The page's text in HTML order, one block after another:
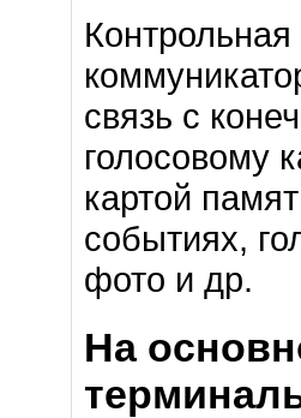
связь с
голосовому
картой
событиях,
фото и др.
На